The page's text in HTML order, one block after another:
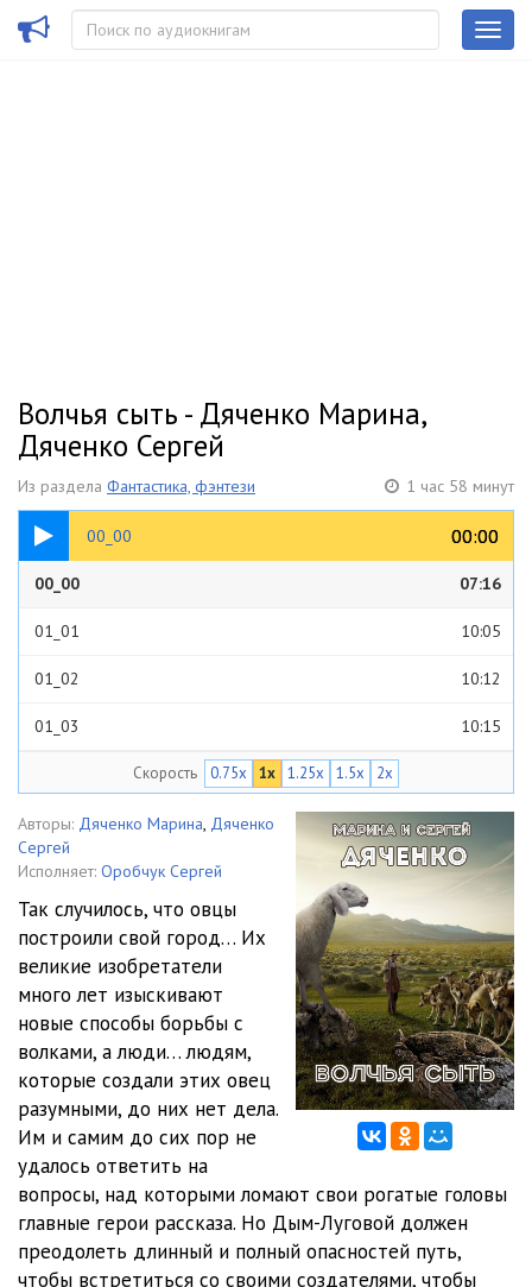
Волчья сыть - Дяченко Марина,
Дяченко Сергей
Из раздела Фантастика, фэнтези 1 час 58 минут
00_00 00:00
00:00
07:16
00_00 07:16
01_01 10:05
01_02 10:12
01_03 10:15
01_05 10:07
01_06 00:44
02_01
02_02 07:00
10:02
03_02 10:03
03_03 10:05
03_05 02:15
Скорость 0.75x 1x 1.25x 1.5x 2x
Авторы: Дяченко Марина, Дяченко
Сергей
Исполняет: Оробчук Сергей
Так случилось, что овцы
построили свой город… Их
великие изобретатели
много лет изыскивают
новые способы борьбы с
волками, а люди… людям,
которые создали этих овец
разумными, до них нет дела.
Им и самим до сих пор не
удалось ответить на
вопросы, над которыми ломают свои рогатые головы
главные герои рассказа. Но Дым-Луговой должен
преодолеть длинный и полный опасностей путь,
чтобы встретиться со своими создателями, чтобы